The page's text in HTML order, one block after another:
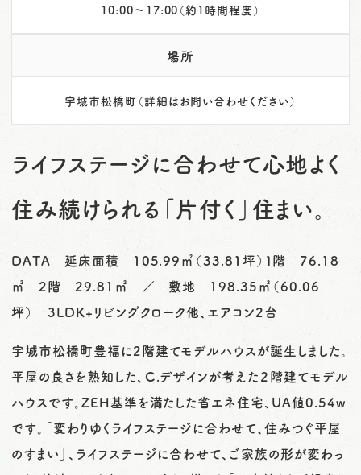
10:00～17:00（約1時間程度）
場所
宇城市松橋町（詳細はお問い合わせください）
ライフステージに合わせて心地よく
住み続けられる「片付く」住まい。
DATA 延床面積 105.99㎡（33.81坪）１階 76.18
㎡ 2階 29.81㎡ ／ 敷地 198.35㎡（60.06
坪） 3LDK+リビングクローク他、エアコン2台
宇城市松橋町豊福に2階建てモデルハウスが誕生しました。
平屋の良さを熟知した、Ｃ.デザインが考えた２階建てモデル
ハウスです。ZEH基準を満たした省エネ住宅、UA値0.54w
です。「変わりゆくライフステージに合わせて、住みつぐ平屋
のすまい」、ライフステージに合わせて、ご家族の形が変わっ